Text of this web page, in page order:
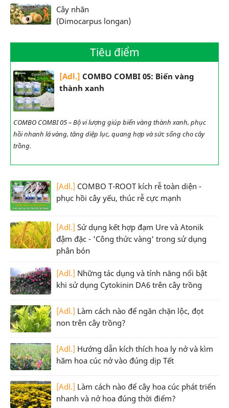
Cây nhãn
(Dimocarpus longan)
Tiêu điểm
[Adl.] COMBO COMBI 05: Biến vàng
thành xanh
COMBO COMBI 05 – Bộ vi lượng giúp biến vàng thành xanh, phục
hồi nhanh lá vàng, tăng diệp lục, quang hợp và sức sống cho cây
trồng.
[Adl.] COMBO T-ROOT kích rễ toàn diện -
phục hồi cây yếu, thúc rễ cực mạnh
[Adl.] Sử dụng kết hợp đạm Ure và Atonik
đậm đặc - 'Công thức vàng' trong sử dụng
phân bón
[Adl.] Những tác dụng và tính năng nổi bật
khi sử dụng Cytokinin DA6 trên cây trồng
[Adl.] Làm cách nào để ngăn chặn lộc, đọt
non trên cây trồng?
[Adl.] Hướng dẫn kích thích hoa ly nở và kìm
hãm hoa cúc nở vào đúng dịp Tết
[Adl.] Làm cách nào để cây hoa cúc phát triển
nhanh và nở hoa đúng thời điểm?